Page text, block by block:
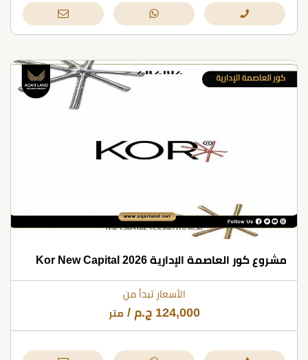
مشروع كور العاصمة الإدارية Kor New Capital 2026
الأسعار تبدأ من
124,000 ج.م / متر